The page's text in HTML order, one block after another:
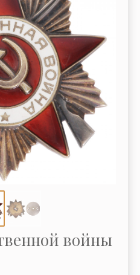
войны